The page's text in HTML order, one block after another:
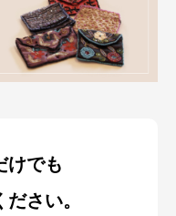
けでも
さい。